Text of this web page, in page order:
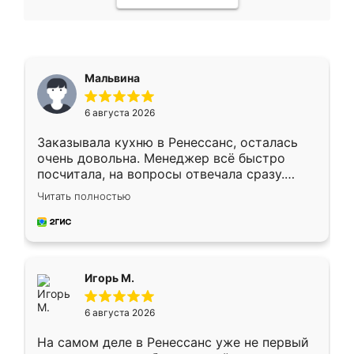
Мальвина
6 августа 2026
Заказывала кухню в Ренессанс, осталась
очень довольна. Менеджер всё быстро
посчитала, на вопросы отвечала сразу.
Замерщик приехал в субботу, подошёл к
делу со всей ответственностью. Собрали
за день, ребята работали аккуратно, даже
Читать полностью
Игорь М.
6 августа 2026
На самом деле в Ренессанс уже не первый